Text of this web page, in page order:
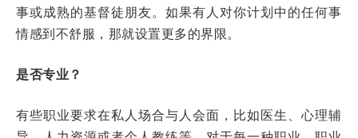
事或成熟的基督徒朋友。如果有人对你计划中的任何事
情感到不舒服，那就设置更多的界限。
是否专业？
有些职业要求在私人场合与人会面，比如医生、心理辅